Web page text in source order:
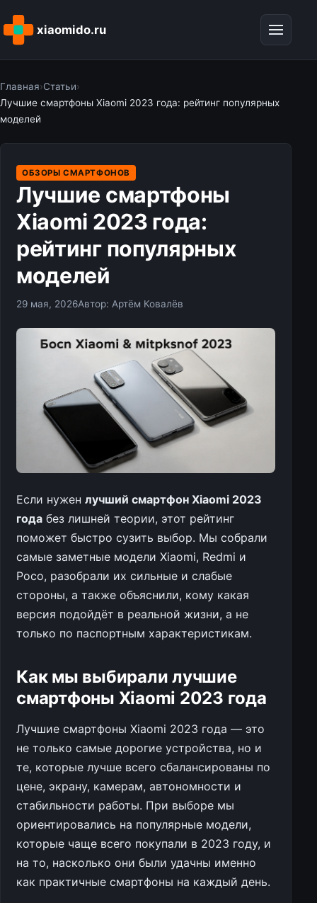
xiaomido.ru
Главная›Статьи›
Лучшие смартфоны Xiaomi 2023 года: рейтинг популярных
моделей
ОБЗОРЫ СМАРТФОНОВ
Лучшие смартфоны
Xiaomi 2023 года:
рейтинг популярных
моделей
29 мая, 2026Автор: Артём Ковалёв
Если нужен лучший смартфон Xiaomi 2023
года без лишней теории, этот рейтинг
поможет быстро сузить выбор. Мы собрали
самые заметные модели Xiaomi, Redmi и
Poco, разобрали их сильные и слабые
стороны, а также объяснили, кому какая
версия подойдёт в реальной жизни, а не
только по паспортным характеристикам.
Как мы выбирали лучшие
смартфоны Xiaomi 2023 года
Лучшие смартфоны Xiaomi 2023 года — это
не только самые дорогие устройства, но и
те, которые лучше всего сбалансированы по
цене, экрану, камерам, автономности и
стабильности работы. При выборе мы
ориентировались на популярные модели,
которые чаще всего покупали в 2023 году, и
на то, насколько они были удачны именно
как практичные смартфоны на каждый день.